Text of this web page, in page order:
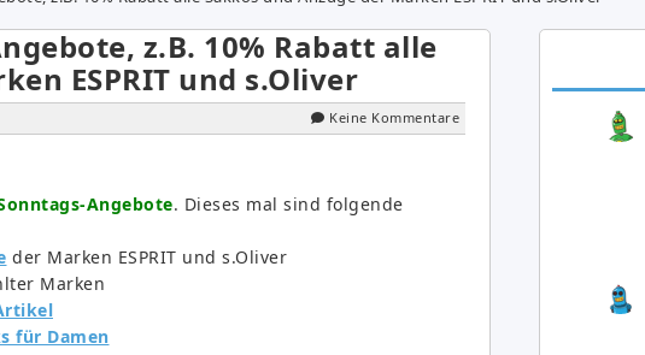
z.B. 10% Rabatt alle
ESPRIT und s.Oliver
Keine Kommentare
Angebote. Dieses mal sind folgende
der Marken ESPRIT und s.Oliver
Marken
für Damen